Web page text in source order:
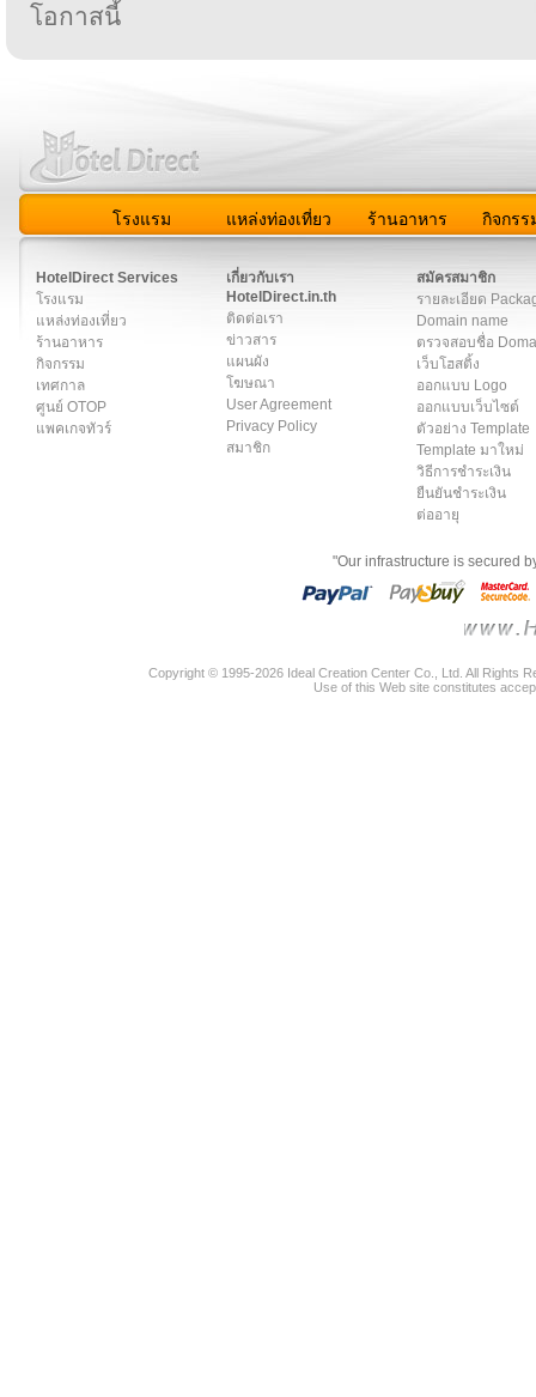
โอกาสนี้
โรงแรม แหล่งท่องเที่ยว ร้านอาหาร กิจกรร
HotelDirect Services
โรงแรม
แหล่งท่องเที่ยว
ร้านอาหาร
กิจกรรม
เทศกาล
ศูนย์ OTOP
แพคเกจทัวร์
เกี่ยวกับเรา
HotelDirect.in.th
ติดต่อเรา
ข่าวสาร
แผนผัง
โฆษณา
User Agreement
Privacy Policy
สมาชิก
สมัครสมาชิก
รายละเอียด
Domain name
ตรวจสอบชื่อ
เว็บโฮสติ้ง
ออกแบบ Logo
ออกแบบเว็บไซต์
ตัวอย่าง Template
Template มาใหม่
วิธีการชำระเงิน
ยืนยันชำระเงิน
ต่ออายุ
"Our infrastructure is secured
Copyright © 1995-2026 Ideal Creation Center Co., Ltd. All Rights
Use of this Web site constitutes